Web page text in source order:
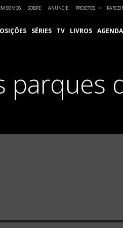
SOMOS SOBRE ANUNCIE PROJETOS
SÉRIES TV LIVROS
parques